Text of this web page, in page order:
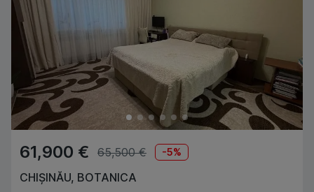
61,900 € 65,500 € -5%
CHIȘINĂU, BOTANICA